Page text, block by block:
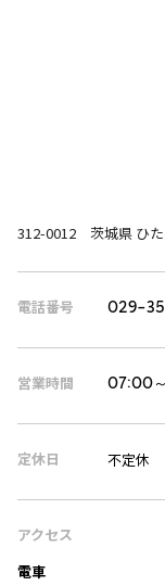
312-0012 茨城県 ひた
電話番号 029-
営業時間 07:00
定休日 不定休
アクセス
電車